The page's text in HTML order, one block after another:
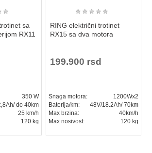
★
sa
RX11
350 W
do 40km
25 km/h
120 kg
★ ★ ★ ★ ★
RING električni trotinet
RX15 sa dva motora
199.900 rsd
Snaga motora:
1200Wx2
Baterija/km:
48V/18.2Ah/ 70km
Max brzina:
40km/h
Max nosivost:
120 kg